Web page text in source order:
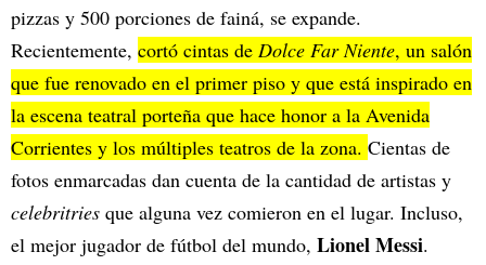
pizzas y 500 porciones de fainá, se expande.
Recientemente, cortó cintas de Dolce Far Niente, un salón
que fue renovado en el primer piso y que está inspirado en
la escena teatral porteña que hace honor a la Avenida
Corrientes y los múltiples teatros de la zona. Cientas de
fotos enmarcadas dan cuenta de la cantidad de artistas y
celebritries que alguna vez comieron en el lugar. Incluso,
el mejor jugador de fútbol del mundo, Lionel Messi.